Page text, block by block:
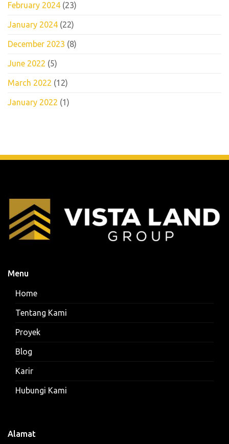
February 2024 (23)
January 2024 (22)
December 2023 (8)
June 2022 (5)
March 2022 (12)
January 2022 (1)
Menu
Home
Tentang Kami
Proyek
Blog
Karir
Hubungi Kami
Alamat